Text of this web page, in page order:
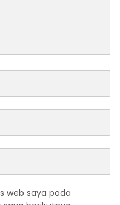
web saya pada